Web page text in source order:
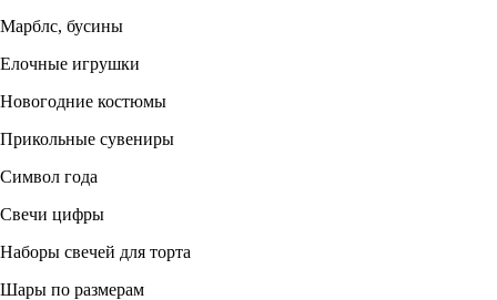
Марблс, бусины
Елочные игрушки
Новогодние костюмы
Прикольные сувениры
Символ года
Свечи цифры
Наборы свечей для торта
Шары по размерам